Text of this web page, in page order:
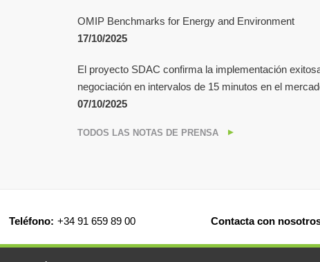
OMIP Benchmarks for Energy and Environment
17/10/2025
El proyecto SDAC confirma la implementación
negociación en intervalos de 15 minutos en el
07/10/2025
TODOS LAS NOTAS DE PRENSA
Teléfono: +34 91 659 89 00 Contacta con